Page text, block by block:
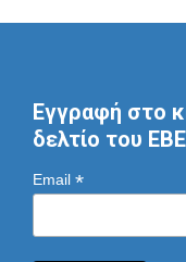
Εγγραφή στο
δελτίο του
Email *